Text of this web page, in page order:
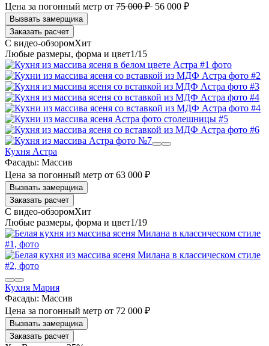
Цена за погонный метр от 75 000 ₽ 56 000 ₽
Заказать расчет
1/15
Кухня Астра
Фасады: Массив
Цена за погонный метр от 63 000 ₽
Заказать расчет
1/19
Кухня Мария
Фасады: Массив
Цена за погонный метр от 72 000 ₽
Заказать расчет